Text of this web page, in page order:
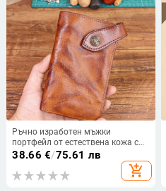
Ръчно изработен мъжки
портфейл от естествена кожа с
катарама, първи слой
растително обработвана кожа,
едноцветен модел, подплата от
38.66 €/75.61 лв
add_shopping_cart